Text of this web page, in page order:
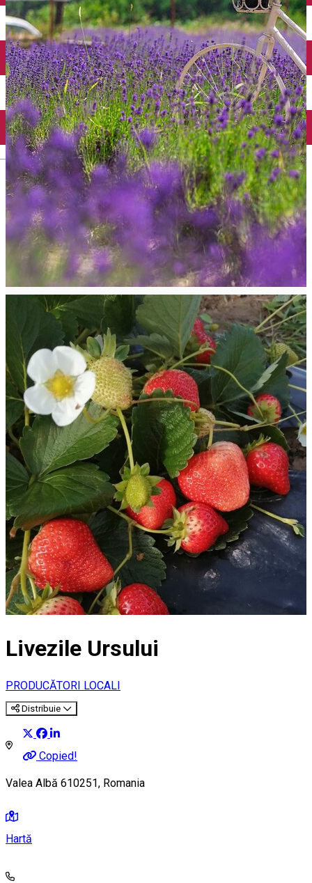
English
Mănăstirea Bistrița
Lacul Izvorul Muntelui
Casa memorială „Ion Creangă” din Humuleşti
Mănăstirea Secu
Lacul Cuejdel
Livezile Ursului
PRODUCĂTORI LOCALI
Distribuie
Copied!
Valea Albă 610251, Romania
Hartă